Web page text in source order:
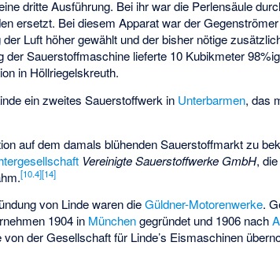
dritte Ausführung. Bei ihr war die Perlensäule
ersetzt. Bei diesem Apparat war der
Luft höher gewählt und der bisher nötige
der Sauerstoffmaschine lieferte 10 Kubikmeter
in Höllriegelskreuth.
ein zweites Sauerstoffwerk in Unterbarmen, das
auf dem damals blühenden Sauerstoffmarkt zu
Vereinigte Sauerstoffwerke GmbH,
[10.4][14]
von Linde waren dieGüldner-Motorenwerke.
1904 in Münchengegründet und 1906 nach
der Gesellschaft für Linde’s Eismaschinen